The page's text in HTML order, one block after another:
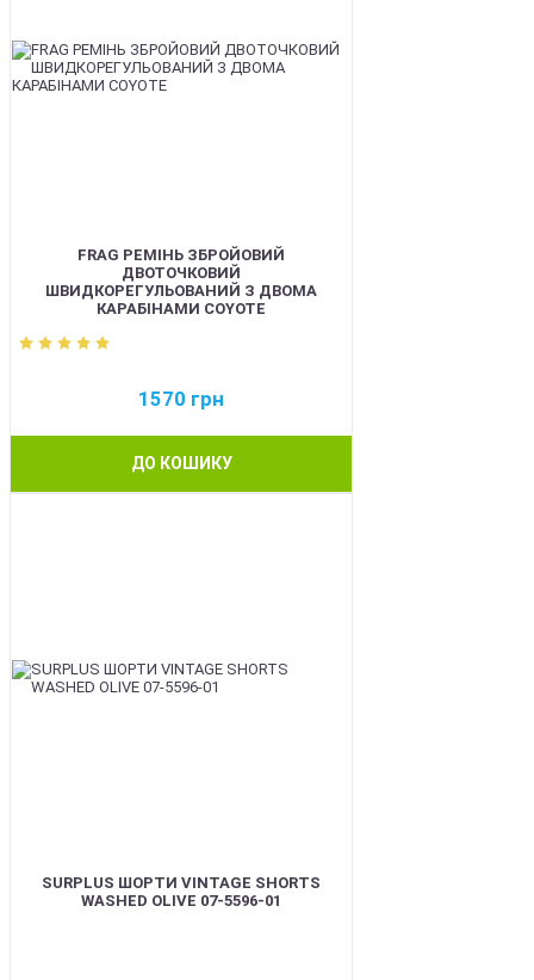
FRAG РЕМІНЬ ЗБРОЙОВИЙ
ДВОТОЧКОВИЙ
ШВИДКОРЕГУЛЬОВАНИЙ З ДВОМА
КАРАБІНАМИ COYOTE
1570 грн
ДО КОШИКУ
SURPLUS ШОРТИ VINTAGE SHORTS
WASHED OLIVE 07-5596-01